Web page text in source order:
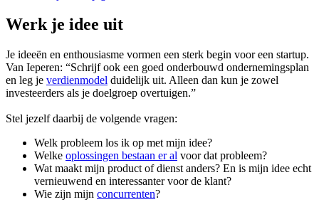
Werk je idee uit
Je ideeën en enthousiasme vormen een sterk begin voor een startup.
Van Ieperen: “Schrijf ook een goed onderbouwd ondernemingsplan
en leg je verdienmodel duidelijk uit. Alleen dan kun je zowel
investeerders als je doelgroep overtuigen.”
Stel jezelf daarbij de volgende vragen:
Welk probleem los ik op met mijn idee?
Welke oplossingen bestaan er al voor dat probleem?
Wat maakt mijn product of dienst anders? En is mijn idee echt
vernieuwend en interessanter voor de klant?
Wie zijn mijn concurrenten?